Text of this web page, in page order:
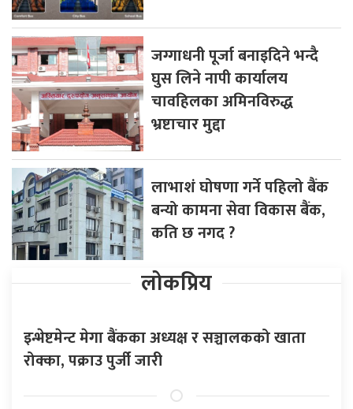
जग्गाधनी पूर्जा बनाइदिने भन्दै
घुस लिने नापी कार्यालय
चावहिलका अमिनविरुद्ध
भ्रष्टाचार मुद्दा
लाभाशं घोषणा गर्ने पहिलो बैंक
बन्यो कामना सेवा विकास बैंक,
कति छ नगद ?
लोकप्रिय
इन्भेष्टमेन्ट मेगा बैंकका अध्यक्ष र सञ्चालकको खाता
रोक्का, पक्राउ पुर्जी जारी